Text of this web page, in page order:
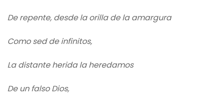
De repente, desde la orilla de la amargura
Como sed de infinitos,
La distante herida la heredamos
De un falso Dios,